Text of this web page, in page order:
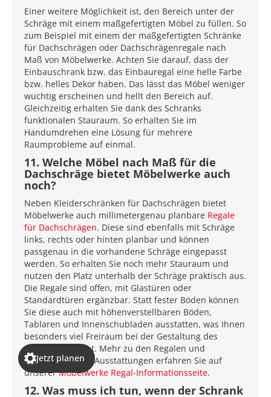
Jetzt planen
Einer weitere Möglichkeit ist, den Bereich unter der
Schräge mit einem maßgefertigten Möbel zu füllen. So
zum Beispiel mit einem der maßgefertigten Schränke
für Dachschrägen oder Dachschrägenregale nach
Maß von Möbelwerke. Achten Sie darauf, dass der
Einbauschrank bzw. das Einbauregal eine helle Farbe
bzw. helles Dekor haben. Das lässt das Möbel weniger
wuchtig erscheinen und hellt den Bereich auf.
Gleichzeitig erhalten Sie dank des Schranks
funktionalen Stauraum. So erhalten Sie im
Handumdrehen eine Lösung für mehrere
Raumprobleme auf einmal.
11. Welche Möbel nach Maß für die
Dachschräge bietet Möbelwerke auch
noch?
Neben Kleiderschränken für Dachschrägen bietet
Möbelwerke auch millimetergenau planbare Regale
für Dachschrägen. Diese sind ebenfalls mit Schräge
links, rechts oder hinten planbar und können
passgenau in die vorhandene Schräge eingepasst
werden. So erhalten Sie noch mehr Stauraum und
nutzen den Platz unterhalb der Schräge praktisch aus.
Die Regale sind offen, mit Glastüren oder
Standardtüren ergänzbar. Statt fester Böden können
Sie diese auch mit höhenverstellbaren Böden,
Tablaren und Innenschubladen ausstatten, was Ihnen
besonders viel Freiraum bei der Gestaltung des
Stauraums bietet. Mehr zu den Regalen und
möglichen Regal-Ausstattungen erfahren Sie auf
unsererMöbelwerke Regal-Informationsseite.
12. Was muss ich tun, wenn der Schrank